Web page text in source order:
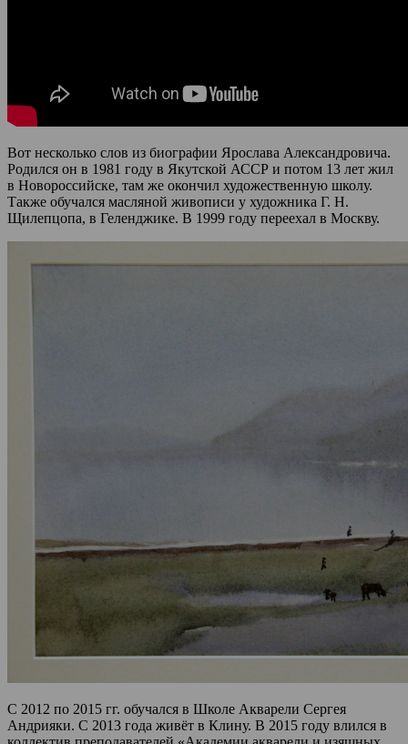
Вот несколько слов из биографии Ярослава Александровича.
Родился он в 1981 году в Якутской АССР и потом 13 лет жил
в Новороссийске, там же окончил художественную школу.
Также обучался масляной живописи у художника Г. Н.
Щилепцопа, в Геленджике. В 1999 году переехал в Москву.
С 2012 по 2015 гг. обучался в Школе Акварели Сергея
Андрияки. С 2013 года живёт в Клину. В 2015 году влился в